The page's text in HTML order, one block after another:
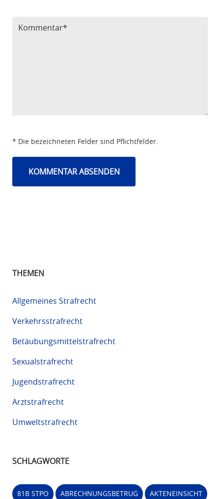
* Die bezeichneten Felder sind Pflichtfelder.
THEMEN
Allgemeines Strafrecht
Verkehrsstrafrecht
Betäubungsmittelstrafrecht
Sexualstrafrecht
Jugendstrafrecht
Arztstrafrecht
Umweltstrafrecht
SCHLAGWORTE
81B STPO ABRECHNUNGSBETRUG AKTENEINSICHT